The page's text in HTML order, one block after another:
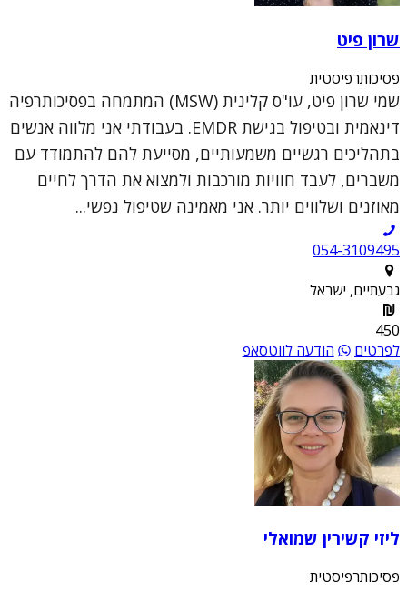
שרון פיט
פסיכותרפיסטית
שמי שרון פיט, עו"ס קלינית (MSW) המתמחה בפסיכותרפיה
דינאמית ובטיפול בגישת EMDR. בעבודתי אני מלווה אנשים
בתהליכים רגשיים משמעותיים, מסייעת להם להתמודד עם
משברים, לעבד חוויות מורכבות ולמצוא את הדרך לחיים
מאוזנים ושלווים יותר. אני מאמינה שטיפול נפשי...
054-3109495
גבעתיים, ישראל
450
לפרטים
הודעה לווטסאפ
ליזי קשירין שמואלי
פסיכותרפיסטית